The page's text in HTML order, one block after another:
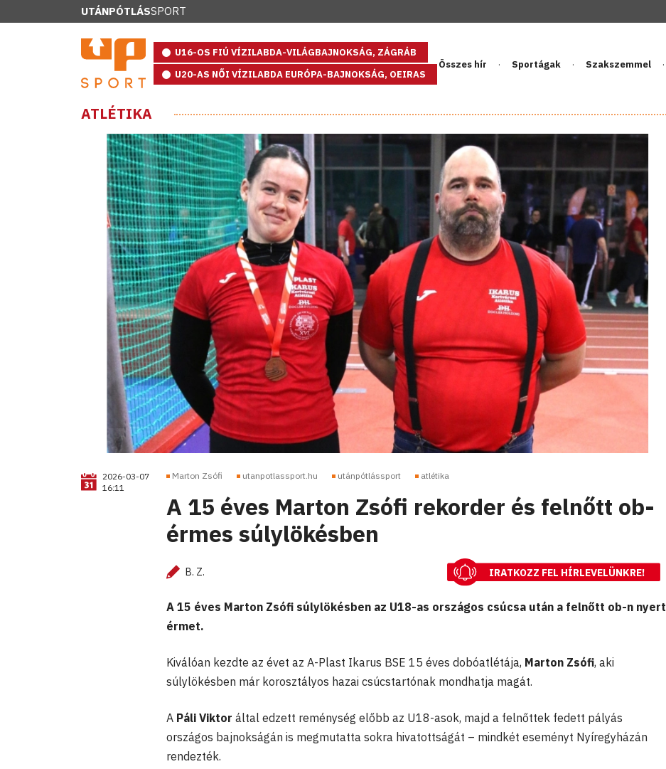
UTÁNPÓTLÁSSPORT
U16-OS FIÚ VÍZILABDA-VILÁGBAJNOKSÁG, ZÁGRÁB
U20-AS NŐI VÍZILABDA EURÓPA-BAJNOKSÁG, OEIRAS
Összes hír Sportágak Szakszemmel
ATLÉTIKA
2026-03-07
16:11
Marton Zsófi utanpotlassport.hu utánpótlássport atlétika
A 15 éves Marton Zsófi rekorder és felnőtt ob-
érmes súlylökésben
B. Z. IRATKOZZ FEL HÍRLEVELÜNKRE!
A 15 éves Marton Zsófi súlylökésben az U18-as országos csúcsa után a felnőtt ob-n nyert
érmet.
Kiválóan kezdte az évet az A-Plast Ikarus BSE 15 éves dobóatlétája, Marton Zsófi, aki
súlylökésben már korosztályos hazai csúcstartónak mondhatja magát.
A Páli Viktor által edzett reménység előbb az U18-asok, majd a felnőttek fedett pályás
országos bajnokságán is megmutatta sokra hivatottságát – mindkét eseményt Nyíregyházán
rendezték.